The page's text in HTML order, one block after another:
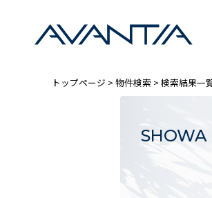
【AVANTIA】昭
トップページ > 物件検索 > 検索結果一
SHOWA